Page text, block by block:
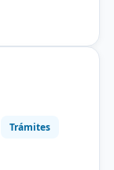
Trámites